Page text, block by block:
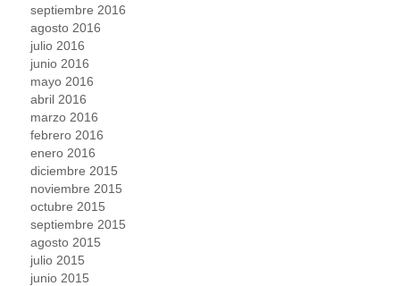
septiembre 2016
agosto 2016
julio 2016
junio 2016
mayo 2016
abril 2016
marzo 2016
febrero 2016
enero 2016
diciembre 2015
noviembre 2015
octubre 2015
septiembre 2015
agosto 2015
julio 2015
junio 2015